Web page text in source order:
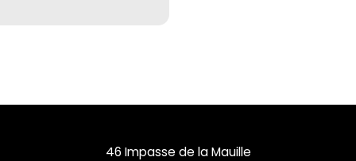
46 Impasse de la Mauille